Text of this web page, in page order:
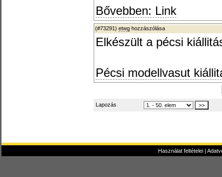
Bővebben: Link
(#73291) etwg hozzászólása
Elkészült a pécsi
Pécsi modellvasut
Lapozás
Használat feltételei|